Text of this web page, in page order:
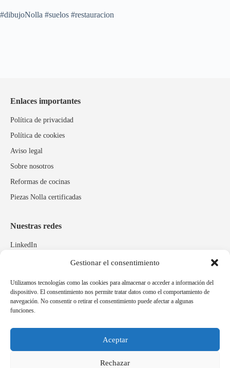
Gestionar el consentimiento
Utilizamos tecnologías como las cookies para almacenar o acceder a información del
dispositivo. El consentimiento nos permite tratar datos como el comportamiento de
navegación. No consentir o retirar el consentimiento puede afectar a algunas
funciones.
Aceptar
Rechazar
#dibujoNolla #suelos #restauracion
Enlaces importantes
Política de privacidad
Política de cookies
Aviso legal
Sobre nosotros
Reformas de cocinas
Piezas Nolla certificadas
Nuestras redes
LinkedIn
Marcas relacionadas